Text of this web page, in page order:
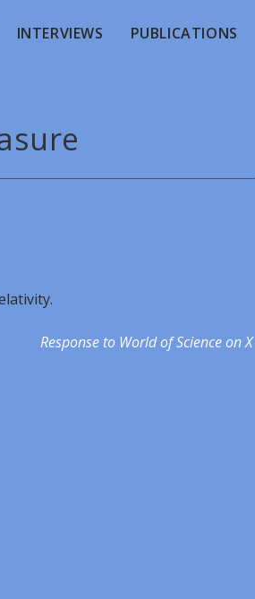
INTERVIEWS PUBLICATIONS
Response to World of Science on X